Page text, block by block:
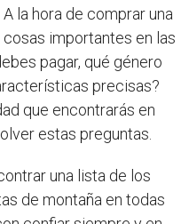
la hora de comprar una
cosas importantes en las
pagar, qué género
precisas?
que encontrarás en
estas preguntas.
una lista de los
de montaña en todas